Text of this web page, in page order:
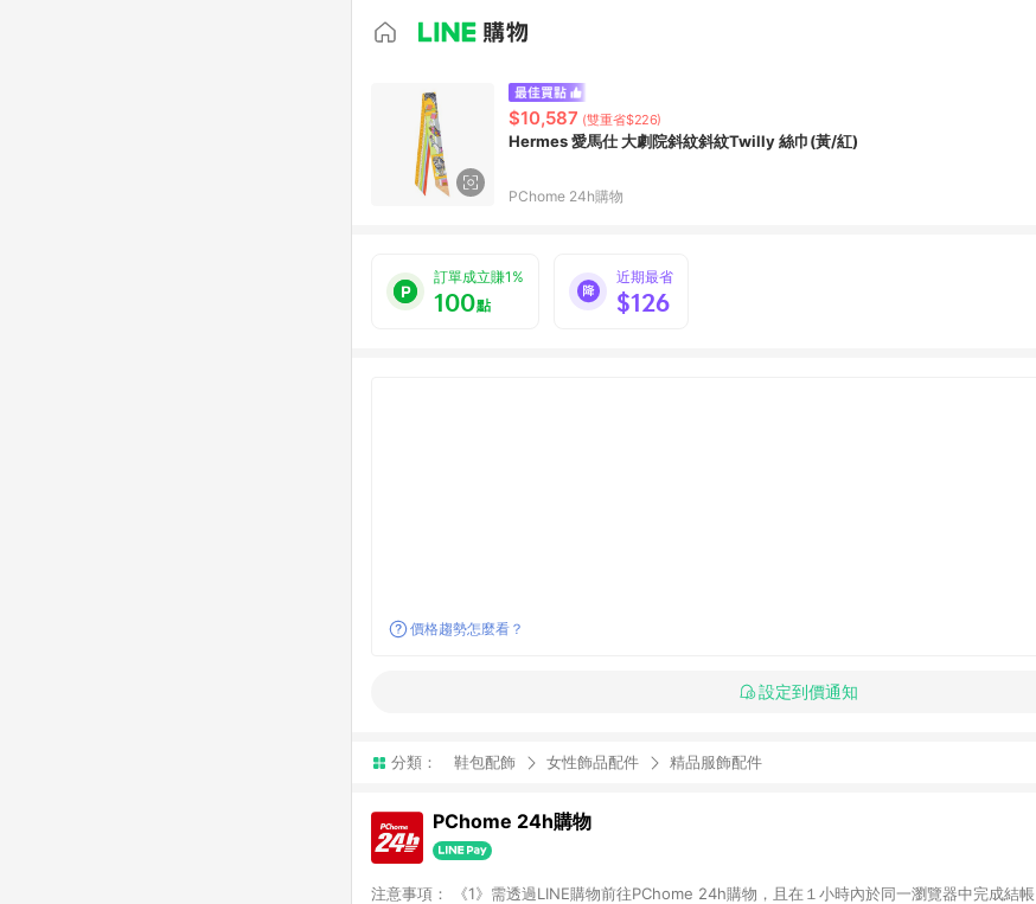
$10,587 (雙重省$226)
Hermes 愛馬仕 大劇院斜紋斜紋Twilly 絲巾(黃/紅)
PChome 24h購物
訂單成立賺1%
100點
近期最省
$126
價格趨勢怎麼看？
設定到價通知
分類： 鞋包配飾 女性飾品配件 精品服飾配件
PChome 24h購物
注意事項： 《1》需透過LINE購物前往PChome 24h購物，且在１小時內於同一瀏覽器中完成結